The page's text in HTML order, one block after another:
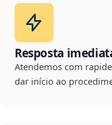
Resposta
Atendemos com
dar início ao